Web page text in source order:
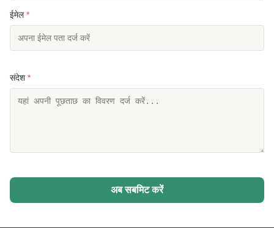
ईमेल*
संदेश *
अब सबमिट करें